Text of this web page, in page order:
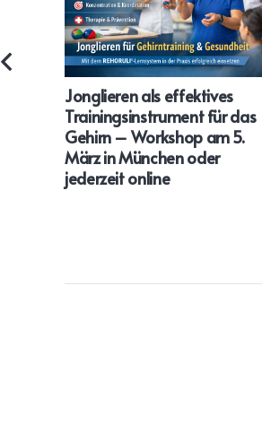
Jonglieren als effektives
Trainingsinstrument für das
Gehirn – Workshop am 5.
März in München oder
jederzeit online